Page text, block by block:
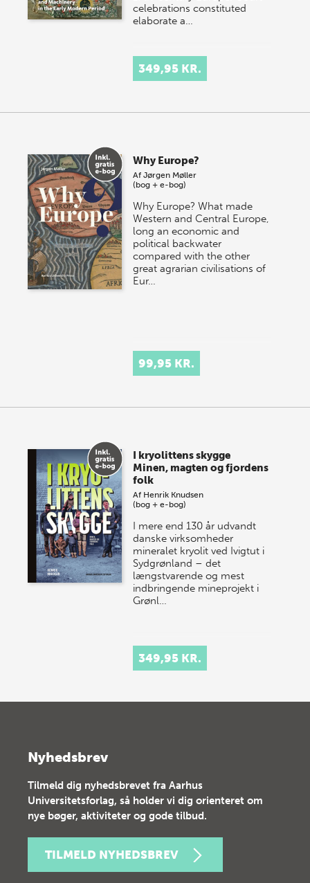
celebrations constituted
elaborate a…
349,95 KR.
Why Europe?
AfJørgen Møller
(bog + e-bog)
Why Europe? What made
Western and Central Europe,
long an economic and
political backwater
compared with the other
great agrarian civilisations of
Eur…
99,95 KR.
I kryolittens skygge
Minen, magten og fjordens
folk
Af Henrik Knudsen
(bog + e-bog)
I mere end 130 år udvandt
danske virksomheder
mineralet kryolit ved Ivigtut i
Sydgrønland – det
længstvarende og mest
indbringende mineprojekt i
Grønl…
349,95 KR.
Nyhedsbrev
Tilmeld dig nyhedsbrevet fra Aarhus
Universitetsforlag, så holder vi dig orienteret om
nye bøger, aktiviteter og gode tilbud.
TILMELD NYHEDSBREV